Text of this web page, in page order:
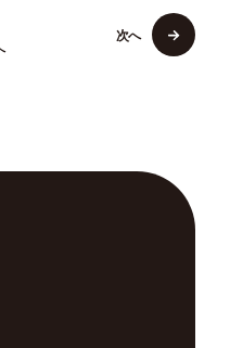
次へ